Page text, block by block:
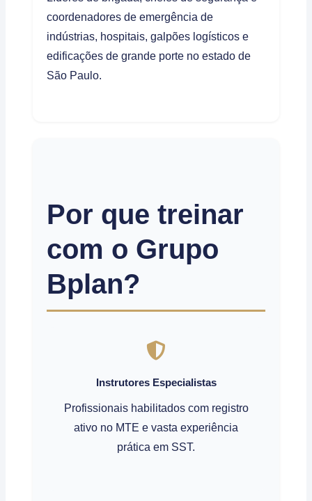
coordenadores de emergência de
indústrias, hospitais, galpões logísticos e
edificações de grande porte no estado de
São Paulo.
Por que treinar
com o Grupo
Bplan?
Instrutores Especialistas
Profissionais habilitados com registro
ativo no MTE e vasta experiência
prática em SST.